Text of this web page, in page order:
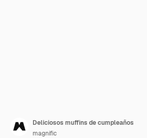
Deliciosos muffins de cumpleaños
magnific